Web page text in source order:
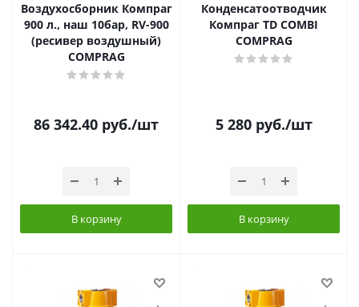
Воздухосборник Компраг
900 л., наш 10бар, RV-900
(ресивер воздушный)
COMPRAG
86 342.40 руб./шт
В корзину
Конденсатоотводчик
Компраг TD COMBI
COMPRAG
5 280руб./шт
В корзину